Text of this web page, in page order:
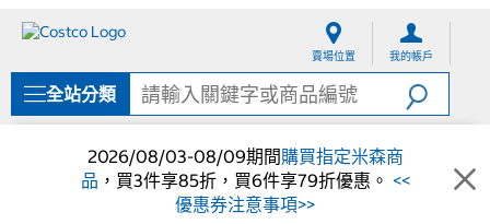
單
賣場位置 我的帳戶
全站分類
2026/08/03-08/09期間購買指定米森商
品 ，買3件享85折，買6件享79折優惠。 <<
優惠券注意事項>>